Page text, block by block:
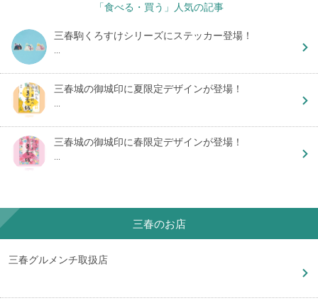
「食べる・買う」人気の記事
三春駒くろすけシリーズにステッカー登場！
三春城の御城印に夏限定デザインが登場！
三春城の御城印に春限定デザインが登場！
三春のお店
三春グルメンチ取扱店